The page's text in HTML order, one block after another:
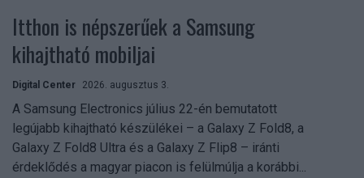
Itthon is népszerűek a Samsung
kihajtható mobiljai
Digital Center 2026. augusztus 3.
A Samsung Electronics július 22-én bemutatott
legújabb kihajtható készülékei – a Galaxy Z Fold8, a
Galaxy Z Fold8 Ultra és a Galaxy Z Flip8 – iránti
érdeklődés a magyar piacon is felülmúlja a korábbi...